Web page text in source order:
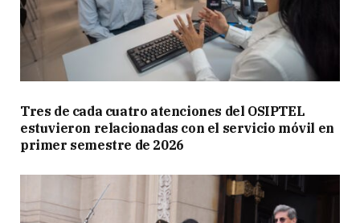
Tres de cada cuatro atenciones del OSIPTEL
estuvieron relacionadas con el servicio móvil en
primer semestre de 2026